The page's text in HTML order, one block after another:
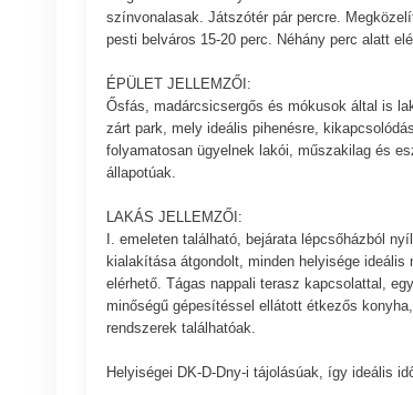
színvonalasak. Játszótér pár percre.
pesti belváros 15-20 perc. Néhány perc alatt
ÉPÜLET JELLEMZŐI:
Ősfás, madárcsicsergős és mókusok által is
zárt park, mely ideális pihenésre,
folyamatosan ügyelnek lakói, műszakilag és
állapotúak.
LAKÁS JELLEMZŐI:
I. emeleten található, bejárata lépcsőházból
kialakítása átgondolt, minden helyisége
elérhető. Tágas nappali terasz kapcsolattal,
minőségű gépesítéssel ellátott étkezős
rendszerek találhatóak.
Helyiségei DK-D-Dny-i tájolásúak, így ideális